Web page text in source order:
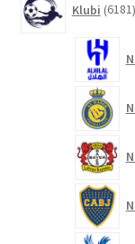
Klubi 6181